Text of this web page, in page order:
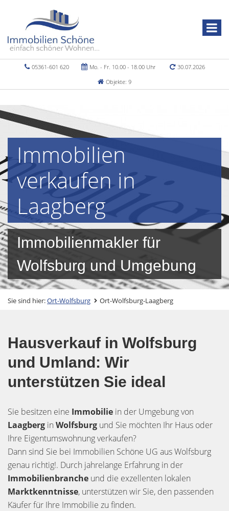
05361-601 620 Mo. - Fr. 10.00 - 18.00 Uhr
30.07.2026
Objekte: 9
Immobilien
verkaufen in
Laagberg
Immobilienmakler für
Wolfsburg und Umgebung
Sie sind hier:Ort-Wolfsburg Ort-Wolfsburg-Laagberg
Hausverkauf in Wolfsburg
und Umland: Wir
unterstützen Sie ideal
Sie besitzen eine Immobilie in der Umgebung von
Laagberg in Wolfsburg und Sie möchten Ihr Haus oder
Ihre Eigentumswohnung verkaufen?
Dann sind Sie bei Immobilien Schöne UG aus Wolfsburg
genau richtig!. Durch jahrelange Erfahrung in der
Immobilienbranche und die exzellenten lokalen
Marktkenntnisse, unterstützen wir Sie, den passenden
Käufer für Ihre Immobilie zu finden.